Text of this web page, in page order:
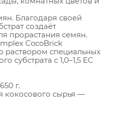
Благодаря своей
создаёт
прорастания семян.
CocoBrick
раствором специальных
субстрата с 1,0–1,5 ЕС
г.
кокосового сырья —